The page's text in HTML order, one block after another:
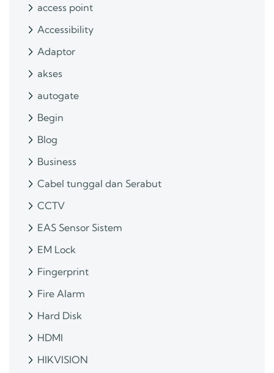
access point
Accessibility
Adaptor
akses
autogate
Begin
Blog
Business
Cabel tunggal dan Serabut
CCTV
EAS Sensor Sistem
EM Lock
Fingerprint
Fire Alarm
Hard Disk
HDMI
HIKVISION